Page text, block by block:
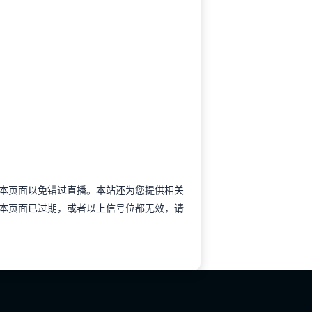
页面以免错过直播。本站还为您提供相关
页面已过期，或者以上信号位都无效，请